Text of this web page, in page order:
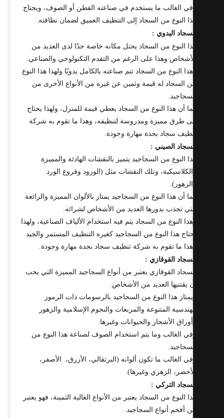
الغالب ما يستخدم في صناعته القطن أو الصوف، ويحتاج
النوع من السجاد إلى التنظيف العميق لضمان نظافته.
اليدوي :
النوع من السجاد يحتل مكانه خاصة جدًا لدى العديد من
وهذا على الرغم من التقدم التكنولوجي والصناعي.
النوع من السجاد تتم صناعته بالكامل يدويًا ولهذا هذا النوع
السجاد له قيمة وثمين عن غيره من الأنواع الأخرى من
أن هذا النوع من السجاد يعطي قيمة للمنزل، ولهذا يحتاج
طرق مميزة ومدروسة لتنظيفه، وهذا ما تقوم به شركة
سجاد بجدة مهارة وجودة.
الصيني :
النوع من السجاجيد يتميز بالنقشات الهادئة والمميزة
وتلك النقشات مثل (الورود وفروع الورد
أن هذا النوع من السجاجيد يمتاز بالألوان المميزة والرائعة
تجذب بدورها العديد من الأشخاص لشرائه.
النوع من السجاد يتم فيه استخدام الألياف الصناعية، ولهذا
هذا النوع من السجاجيد كغيره التنظيف المستمر والجيد
ما تقوم به شركة تنظيف سجاد بجدة مهارة وجودة.
القوقازي :
القوقازي يعتبر من أنواع السجاجيد المميزة التي يحب
يقتنيها العديد من الأشخاص.
هذا النوع من السجاجيد بالرسومات ذات الرموز
المتنوعة والمربعات والنجوم الإسلامية والزهور
الأشجار والحيوانات وغيرها.
الغالب وما يتم استخدام الصوف لصناعة هذا النوع من
الغالب ما تكون ألوانه (البرتقالي، الأزرق، الأصفر،
الزهري وغيرها).
التركي :
النوع من السجاد يعتبر من الأنواع الغالية الثمينة، فهو يعتبر
أفخم أنواع السجاجيد.